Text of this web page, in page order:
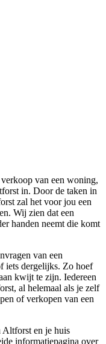
van een woning,
in. Door de taken in
zal het voor jou een
Wij zien dat een
handen neemt die komt
van een
iets dergelijks. Zo hoef
kwijt te zijn. Iedereen
al helemaal als je zelf
of verkopen van een
Altforst en je huis
informatiepagina over